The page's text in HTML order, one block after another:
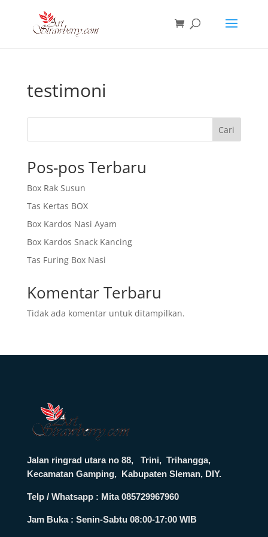
testimoni
Cari
Pos-pos Terbaru
Box Rak Susun
Tas Kertas BOX
Box Kardos Nasi Ayam
Box Kardos Snack Kancing
Tas Furing Box Nasi
Komentar Terbaru
Tidak ada komentar untuk ditampilkan.
Jalan ringrad utara no 88, Trini, Trihangga,
Kecamatan Gamping, Kabupaten Sleman, DIY.
Telp / Whatsapp : Mita 085729967960
Jam Buka : Senin-Sabtu 08:00-17:00 WIB